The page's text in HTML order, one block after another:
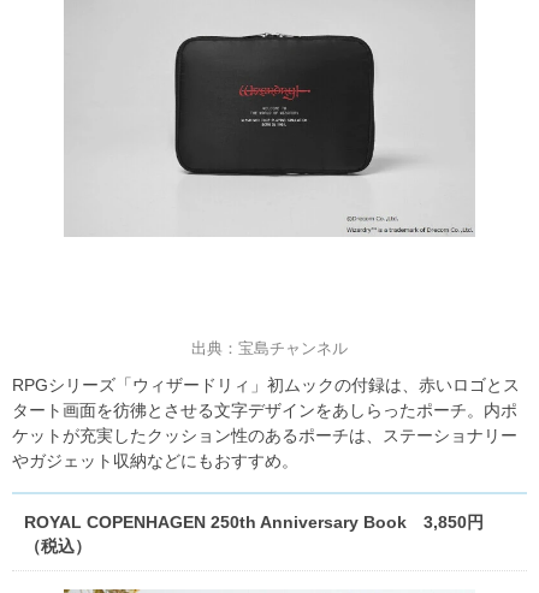
出典：宝島チャンネル
RPGシリーズ「ウィザードリィ」初ムックの付録は、赤いロゴとス
タート画面を彷彿とさせる文字デザインをあしらったポーチ。内ポ
ケットが充実したクッション性のあるポーチは、ステーショナリー
やガジェット収納などにもおすすめ。
ROYAL COPENHAGEN 250th Anniversary Book 3,850円
（税込）